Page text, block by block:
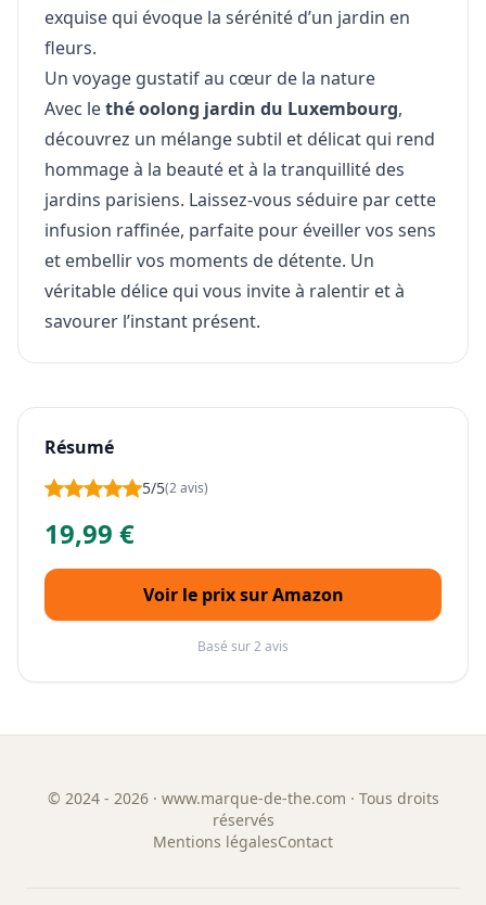
exquise qui évoque la sérénité d’un jardin en
fleurs.
Un voyage gustatif au cœur de la nature
Avec lethé oolong jardin du Luxembourg,
découvrez un mélange subtil et délicat qui rend
hommage à la beauté et à la tranquillité des
jardins parisiens. Laissez-vous séduire par cette
infusion raffinée, parfaite pour éveiller vos sens
et embellir vos moments de détente. Un
véritable délice qui vous invite à ralentir et à
savourer l’instant présent.
Résumé
5/5(2 avis)
19,99 €
Voir le prix sur Amazon
Basé sur 2 avis
© 2024 - 2026· www.marque-de-the.com · Tous droits
réservés
Mentions légalesContact